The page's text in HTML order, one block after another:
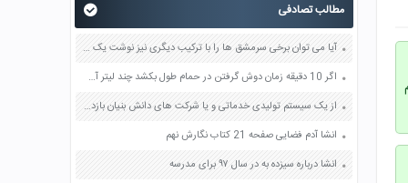
مطالب تصادفی
آیا می توان برخی سرمشق ها را با ترکیب دیگری نیز نوشت یک مورد را بنویسید صفحه 59 فرهنگ و هنر هفتم
اگر 10 دقیقه زمان دوش گرفتن در حمام طول بکشد چند لیتر آب (معادل چند لیوان) مصرف می شود؟ حساب کنید صفحه 85 مطالعات اجتماعی هفتم
از یک سیستم تولیدی خدماتی و یا شرکت های دانش بنیان بازدید کنید صفحه 144 کاربرد فناوری های نوین یازدهم
انشا آدم فضایی صفحه 21 کتاب نگارش نهم
انشا درباره سیزده به در سال ۹۷ برای مدرسه